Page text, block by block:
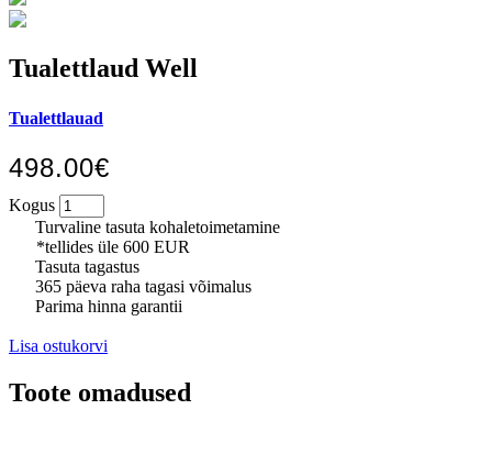
Tualettlaud Well
Tualettlauad
498.00€
Kogus
Turvaline tasuta kohaletoimetamine
*tellides üle 600 EUR
Tasuta tagastus
365 päeva raha tagasi võimalus
Parima hinna garantii
Lisa ostukorvi
Toote omadused